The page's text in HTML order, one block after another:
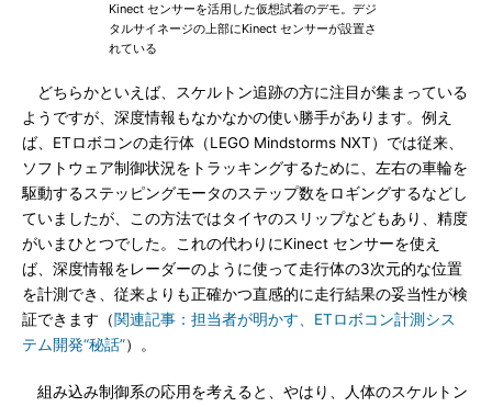
Kinect センサーを活用した仮想試着のデモ。デジ
タルサイネージの上部にKinect センサーが設置さ
れている
どちらかといえば、スケルトン追跡の方に注目が集まっている
ようですが、深度情報もなかなかの使い勝手があります。例え
ば、ETロボコンの走行体（LEGO Mindstorms NXT）では従来、
ソフトウェア制御状況をトラッキングするために、左右の車輪を
駆動するステッピングモータのステップ数をロギングするなどし
ていましたが、この方法ではタイヤのスリップなどもあり、精度
がいまひとつでした。これの代わりにKinect センサーを使え
ば、深度情報をレーダーのように使って走行体の3次元的な位置
を計測でき、従来よりも正確かつ直感的に走行結果の妥当性が検
証できます（関連記事：担当者が明かす、ETロボコン計測シス
テム開発“秘話”）。
組み込み制御系の応用を考えると、やはり、人体のスケルトン